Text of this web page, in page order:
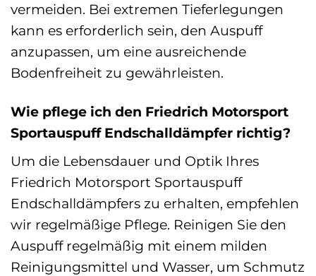
vermeiden. Bei extremen Tieferlegungen
kann es erforderlich sein, den Auspuff
anzupassen, um eine ausreichende
Bodenfreiheit zu gewährleisten.
Wie pflege ich den Friedrich Motorsport
Sportauspuff Endschalldämpfer richtig?
Um die Lebensdauer und Optik Ihres
Friedrich Motorsport Sportauspuff
Endschalldämpfers zu erhalten, empfehlen
wir regelmäßige Pflege. Reinigen Sie den
Auspuff regelmäßig mit einem milden
Reinigungsmittel und Wasser, um Schmutz